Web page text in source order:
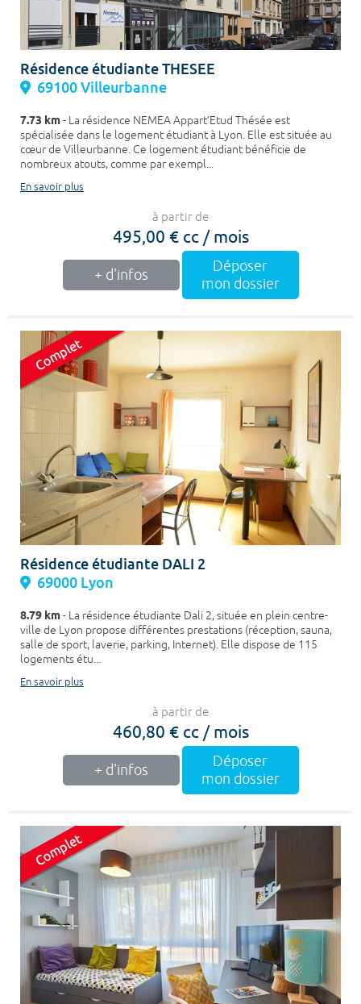
Résidence étudiante THESEE
69100 Villeurbanne
7.73 km- La résidence NEMEA Appart’Etud Thésée est
spécialisée dans le logement étudiant à Lyon. Elle est située au
cœur de Villeurbanne. Ce logement étudiant bénéficie de
nombreux atouts, comme par exempl...
En savoir plus
à partir de
495,00 € cc / mois
+ d'infos
Déposer
mon dossier
Résidence étudiante DALI 2
69000 Lyon
8.79 km- La résidence étudiante Dali 2, située en plein centre-
ville de Lyon propose différentes prestations (réception, sauna,
salle de sport, laverie, parking, Internet). Elle dispose de 115
logements étu...
En savoir plus
à partir de
460,80 € cc / mois
+ d'infos
Déposer
mon dossier